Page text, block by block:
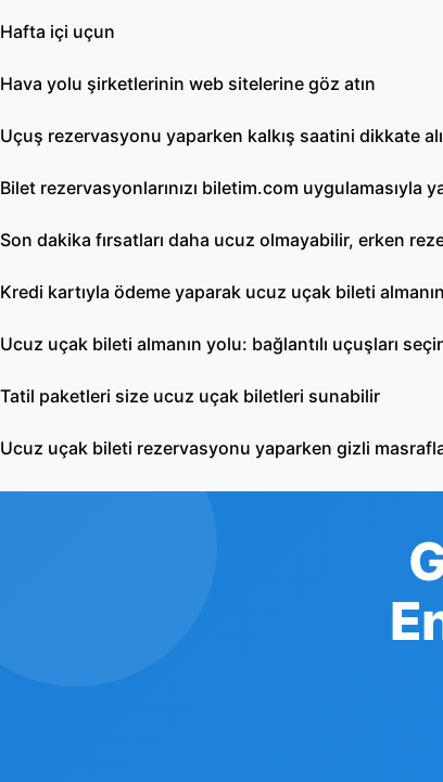
Hafta içi uçun
Hava yolu şirketlerinin web sitelerine göz atın
Uçuş rezervasyonu yaparken kalkış saatini dikkate
Bilet rezervasyonlarınızı biletim.com uygulamasıyla
Son dakika fırsatları daha ucuz olmayabilir, erken
Kredi kartıyla ödeme yaparak ucuz uçak bileti
Ucuz uçak bileti almanın yolu: bağlantılı uçuşları
Tatil paketleri size ucuz uçak biletleri sunabilir
Ucuz uçak bileti rezervasyonu yaparken gizli